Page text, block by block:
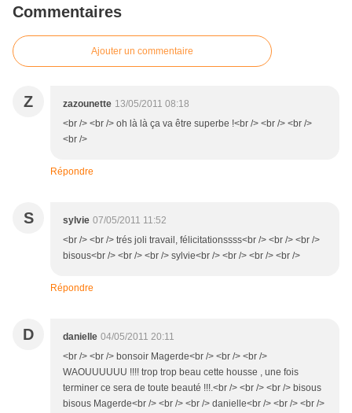
Commentaires
Ajouter un commentaire
Z zazounette 13/05/2011 08:18
<br /> <br /> oh là là ça va être superbe !<br /> <br /> <br />
<br />
Répondre
S sylvie 07/05/2011 11:52
<br /> <br /> trés joli travail, félicitationssss<br /> <br /> <br />
bisous<br /> <br /> <br /> sylvie<br /> <br /> <br /> <br />
Répondre
D danielle 04/05/2011 20:11
<br /> <br /> bonsoir Magerde<br /> <br /> <br />
WAOUUUUUU !!!! trop trop beau cette housse , une fois
terminer ce sera de toute beauté !!!.<br /> <br /> <br /> bisous
bisous Magerde<br /> <br /> <br /> danielle<br /> <br /> <br />